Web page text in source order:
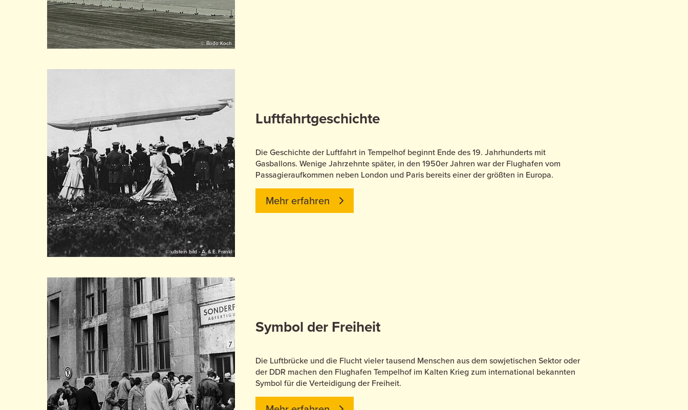
© Bodo Koch
© ullstein bild - A. & E. Frankl
Luftfahrtgeschichte
Die Geschichte der Luftfahrt in Tempelhof beginnt Ende des 19. Jahrhunderts mit
Gasballons. Wenige Jahrzehnte später, in den 1950er Jahren war der Flughafen vom
Passagieraufkommen neben London und Paris bereits einer der größten in Europa.
Mehr erfahren
Symbol der Freiheit
Die Luftbrücke und die Flucht vieler tausend Menschen aus dem sowjetischen Sektor oder
der DDR machen den Flughafen Tempelhof im Kalten Krieg zum international bekannten
Symbol für die Verteidigung der Freiheit.